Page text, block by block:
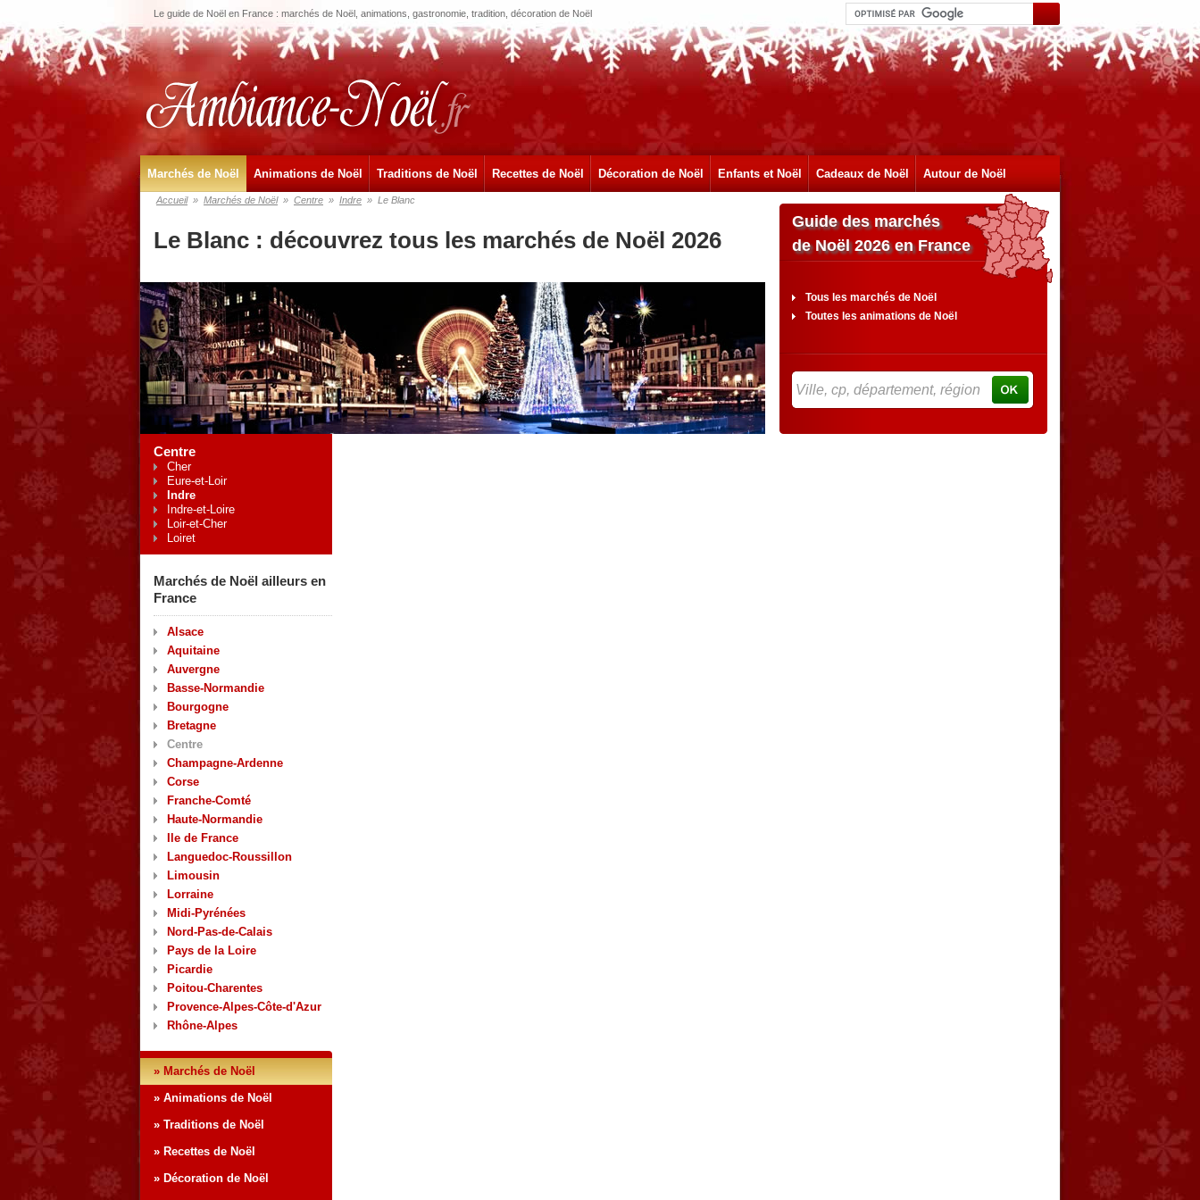
Le guide de Noël en France : marchés de Noël, animations, gastronomie, tradition, décoration de Noël
Marchés de Noël Animations de Noël Traditions de Noël Recettes de Noël Décoration de Noël Enfants et Noël Cadeaux de Noël Autour de Noël
Accueil » Marchés de Noël » Centre » Indre » Le Blanc
Le Blanc : découvrez tous les marchés de Noël 2026
Centre
Cher
Eure-et-Loir
Indre
Indre-et-Loire
Loir-et-Cher
Loiret
Marchés de Noël ailleurs en
France
Alsace
Aquitaine
Auvergne
Basse-Normandie
Bourgogne
Bretagne
Centre
Champagne-Ardenne
Corse
Franche-Comté
Haute-Normandie
Ile de France
Languedoc-Roussillon
Limousin
Lorraine
Midi-Pyrénées
Nord-Pas-de-Calais
Pays de la Loire
Picardie
Poitou-Charentes
Provence-Alpes-Côte-d'Azur
Rhône-Alpes
» Marchés de Noël
» Animations de Noël
» Traditions de Noël
» Recettes de Noël
» Décoration de Noël
Guide des marchés
de Noël 2026 en France
Tous les marchés de Noël
Toutes les animations de Noël